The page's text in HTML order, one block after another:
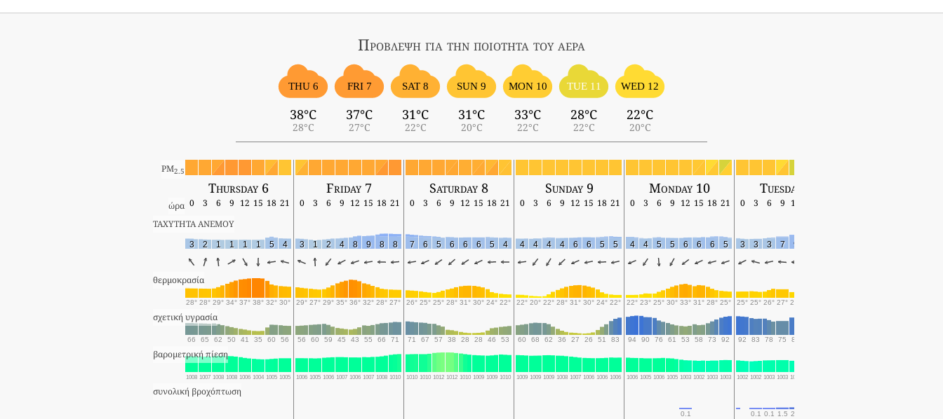
Πρόβλεψη για την ποιότητα του αέρα
THU 6
38°C
28°C
FRI 7
37°C
27°C
SAT 8
31°C
22°C
SUN 9
31°C
20°C
MON 10
33°C
22°C
TUE 11
28°C
22°C
WED 12
22°C
20°C
PM2.5
Thursday 6 Friday 7 Saturday 8 Sunday 9 Monday 10 Tuesday 11
ώρα 0 3 6 9 12 15 18 21 0 3 6 9 12 15 18 21 0 3 6 9 12 15 18 21 0 3 6 9 12 15 18 21 0 3 6 9 12 15 18 21 0 3 6 9 12
ΤΑΧΥΤΗΤΑ ΑΝΕΜΟΥ
3 2 1 1 1 1 5 4 3 1 2 4 8 9 8 8 7 6 5 6 6 6 5 4 4 4 4 4 6 6 5 5 4 4 5 5 6 6 6 5 3 3 3 7 9
θερμοκρασία
28° 28° 29° 34° 37° 38° 32° 30° 29° 27° 29° 35° 36° 32° 28° 27° 26° 25° 25° 28° 31° 30° 24° 22° 22° 20° 22° 28° 31° 30° 24° 22° 22° 23° 25° 30° 33° 31° 28° 25° 25° 25° 26° 27° 24°
σχετική υγρασία
66 65 62 50 41 35 60 56 56 60 59 45 43 55 66 71 71 67 57 38 28 28 46 53 60 68 62 36 27 26 51 83 94 90 76 61 53 58 73 92 92 83 78 75 88
βαρομετρική πίεση
1008 1007 1008 1008 1006 1004 1005 1005 1006 1005 1006 1007 1006 1007 1008 1010 1010 1010 1012 1012 1010 1009 1009 1010 1009 1009 1009 1008 1007 1006 1006 1006 1006 1005 1006 1005 1003 1002 1003 1003 1002 1002 1003 1003 1002
συνολική βροχόπτωση
0.1 0.1 0.1 1.5 2.6